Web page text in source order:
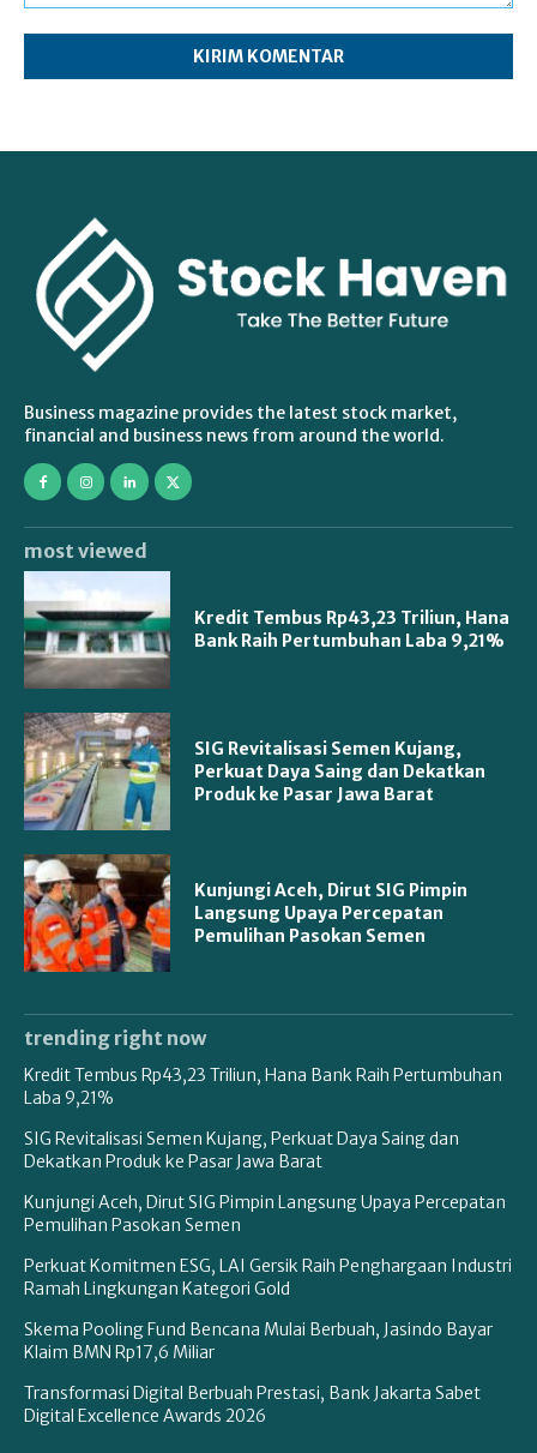
Business magazine provides the latest stock market,
financial and business news from around the world.
most viewed
Kredit Tembus Rp43,23 Triliun, Hana
Bank Raih Pertumbuhan Laba 9,21%
SIG Revitalisasi Semen Kujang,
Perkuat Daya Saing dan Dekatkan
Produk ke Pasar Jawa Barat
Kunjungi Aceh, Dirut SIG Pimpin
Langsung Upaya Percepatan
Pemulihan Pasokan Semen
trending right now
Kredit Tembus Rp43,23 Triliun, Hana Bank Raih Pertumbuhan
Laba 9,21%
SIG Revitalisasi Semen Kujang, Perkuat Daya Saing dan
Dekatkan Produk ke Pasar Jawa Barat
Kunjungi Aceh, Dirut SIG Pimpin Langsung Upaya Percepatan
Pemulihan Pasokan Semen
Perkuat Komitmen ESG, LAI Gersik Raih Penghargaan Industri
Ramah Lingkungan Kategori Gold
Skema Pooling Fund Bencana Mulai Berbuah, Jasindo Bayar
Klaim BMN Rp17,6 Miliar
Transformasi Digital Berbuah Prestasi, Bank Jakarta Sabet
Digital Excellence Awards 2026